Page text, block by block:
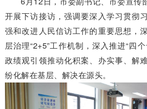
开展下访接访，强调要深入学习贯彻
强和改进人民信访工作的重要思想，
层治理“2+5”工作机制，深入推进“四
政绩观引领推动化积案、办实事、解
纷化解在基层、解决在源头。